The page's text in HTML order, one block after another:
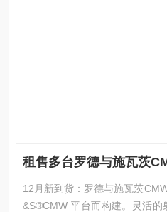
租售多台罗德与施瓦茨
12月新到货：罗德与施瓦茨
&S®CMW 平台而构建。灵活的